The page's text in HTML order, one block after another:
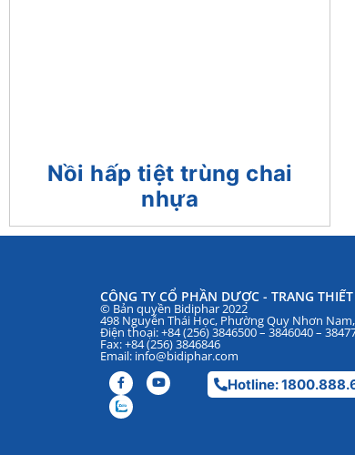
Nồi hấp tiệt trùng chai
nhựa
CÔNG TY CỔ PHẦN DƯỢC - TRANG
© Bản quyền Bidiphar 2022
498 Nguyễn Thái Học, Phường Quy Nhơn
Điện thoại: +84 (256) 3846500 – 3846040 –
Fax: +84 (256) 3846846
Email: info@bidiphar.com
Hotline: